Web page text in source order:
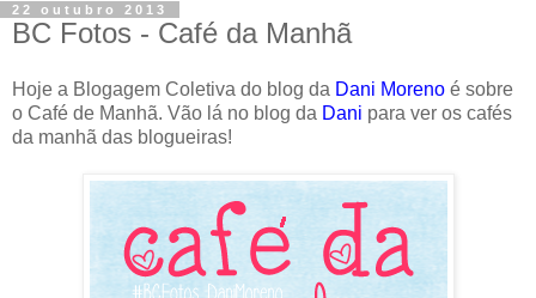
22 outubro 2013
BC Fotos - Café da Manhã
Hoje a Blogagem Coletiva do blog da Dani Moreno é sobre
o Café de Manhã. Vão lá no blog da Dani para ver os cafés
da manhã das blogueiras!